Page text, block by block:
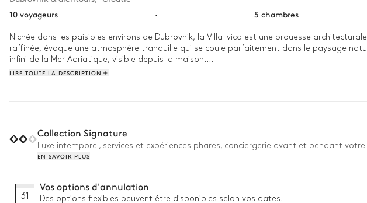
10 voyageurs
· 5 chambres
Nichée dans les paisibles environs de Dubrovnik, la Villa Ivica est une prouesse
raffinée, évoque une atmosphère tranquille qui se coule parfaitement dans le paysage
infini de la Mer Adriatique, visible depuis la maison.
LIRE TOUTE LA DESCRIPTION
Collection Signature
Luxe intemporel, services et expériences phares, conciergerie avant et pendant votre
EN SAVOIR PLUS
31
Vos options d'annulation
Des options flexibles peuvent être disponibles selon vos dates.